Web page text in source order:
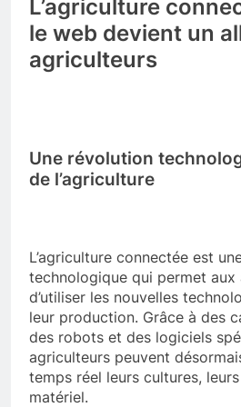
L’agriculture
le web devient un
agriculteurs
Une révolution
de l’agriculture
L’agriculture connectée est
technologique qui permet aux
d’utiliser les nouvelles
leur production. Grâce à des
des robots et des logiciels
agriculteurs peuvent
temps réel leurs cultures,
matériel.